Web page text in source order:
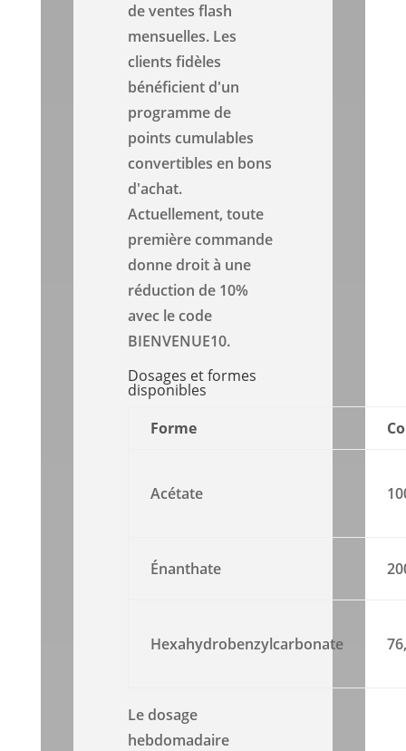
de ventes flash
mensuelles. Les
clients fidèles
bénéficient d'un
programme de
points cumulables
convertibles en bons
d'achat.
Actuellement, toute
première commande
donne droit à une
réduction de 10%
avec le code
BIENVENUE10.
Dosages et formes
disponibles
Forme
Acétate
Énanthate
Hexahydrobenzylcarbonate
Le dosage
hebdomadaire